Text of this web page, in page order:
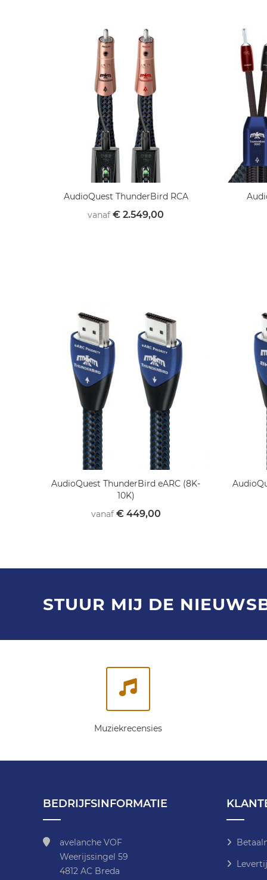
AudioQuest ThunderBird RCA
vanaf € 2.549,00
AudioQuest ThunderBird eARC (8K-
10K)
vanaf € 449,00
STUUR MIJ DE
Muziekrecensies
BEDRIJFSINFORMATIE
avelanche VOF
Weerijssingel 59
4812 AC Breda